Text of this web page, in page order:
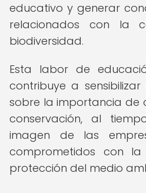
educativo y generar
relacionados con la
biodiversidad.
Esta labor de
contribuye a
sobre la importancia de
conservación, al
imagen de las
comprometidos con
protección del medio